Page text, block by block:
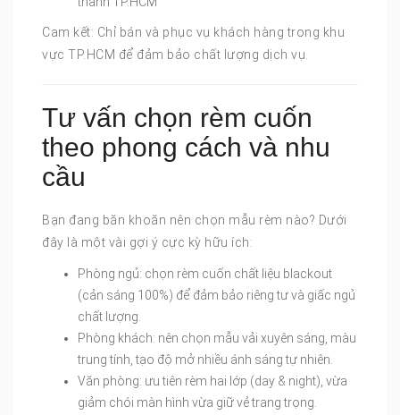
Cam kết: Chỉ bán và phục vụ khách hàng trong khu
vực TP.HCM để đảm bảo chất lượng dịch vụ.
Tư vấn chọn rèm cuốn
theo phong cách và nhu
cầu
Bạn đang băn khoăn nên chọn mẫu rèm nào? Dưới
đây là một vài gợi ý cực kỳ hữu ích:
Phòng ngủ: chọn rèm cuốn chất liệu blackout
(cản sáng 100%) để đảm bảo riêng tư và giấc ngủ
chất lượng.
Phòng khách: nên chọn mẫu vải xuyên sáng, màu
trung tính, tạo độ mở nhiều ánh sáng tự nhiên.
Văn phòng: ưu tiên rèm hai lớp (day & night), vừa
giảm chói màn hình vừa giữ vẻ trang trọng.